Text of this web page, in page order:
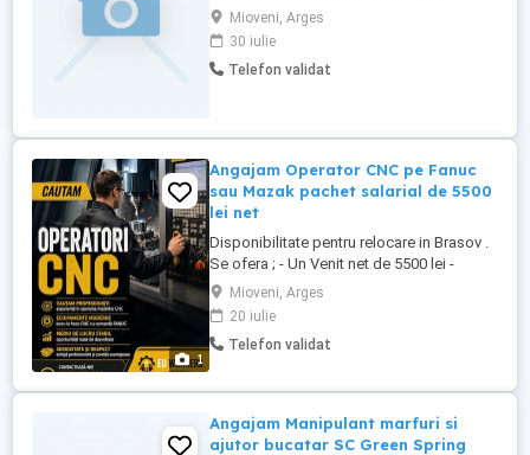
echipamentele de producție și la
instalațiile industriale. Efectuează activități
de mentenanță preventivă, corectivă și
predictivă asupra sistemelor și
Mioveni, Arges
30 iulie
Telefon validat
1
Angajam Operator CNC pe Fanuc
sau Mazak pachet salarial de 5500
lei net
Disponibilitate pentru relocare in Brasov .
Se ofera ; - Un Venit net de 5500 lei -
Cazare ( singur in camera) Se cere ; -
Experienta pe sistem de operare Fanuc ,
Mazak - Cunostinte solide de desen
tehnic
Mioveni, Arges
20 iulie
Telefon validat
Angajam Manipulant marfuri si
ajutor bucatar SC Green Spring